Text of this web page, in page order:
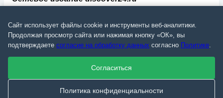
✅ 📄 💬 🔐 📝 ⚙️
надзору в сфере связи, информационных
технологий и массовых коммуникаций
(Роскомнадзор). Регистрационный номер: ЭЛ №
ФС 77 - 73793.
Сайт использует файлы cookie и инструменты веб-аналитики.
Продолжая просмотр сайта или нажимая кнопку «ОК», вы
подтверждаете согласие на обработку данных согласно Политике.
Согласиться
Политика конфиденциальности